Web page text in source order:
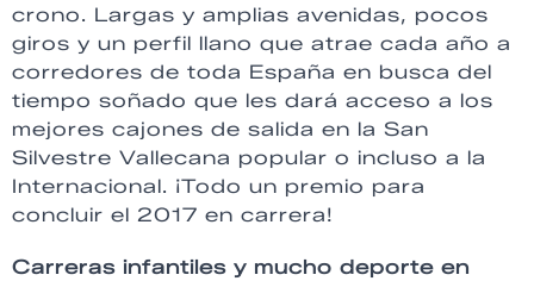
crono. Largas y amplias avenidas, pocos
giros y un perfil llano que atrae cada año a
corredores de toda España en busca del
tiempo soñado que les dará acceso a los
mejores cajones de salida en la San
Silvestre Vallecana popular o incluso a la
Internacional. ¡Todo un premio para
concluir el 2017 en carrera!
Carreras infantiles y mucho deporte en